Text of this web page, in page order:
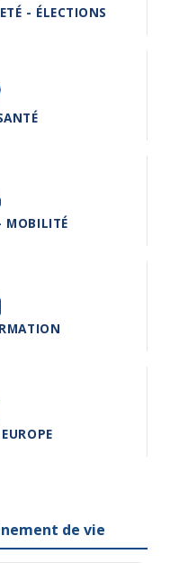
- ÉLECTIONS
MOBILITÉ
de vie